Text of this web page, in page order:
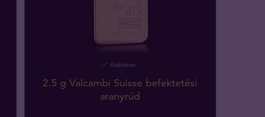
Raktáron
2.5 g Valcambi Suisse befektetési
aranyrúd